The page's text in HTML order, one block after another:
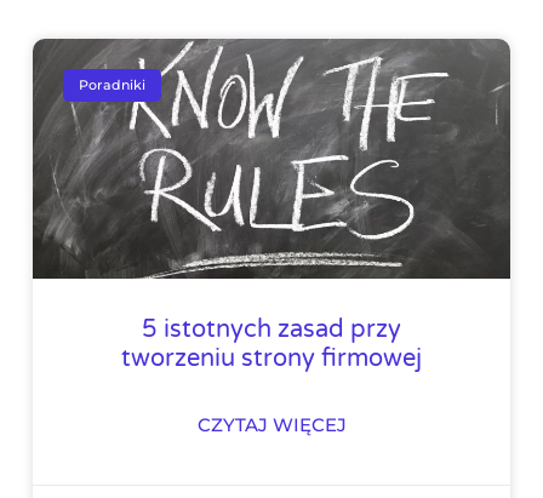
Poradniki
5 istotnych zasad przy
tworzeniu strony firmowej
CZYTAJ WIĘCEJ